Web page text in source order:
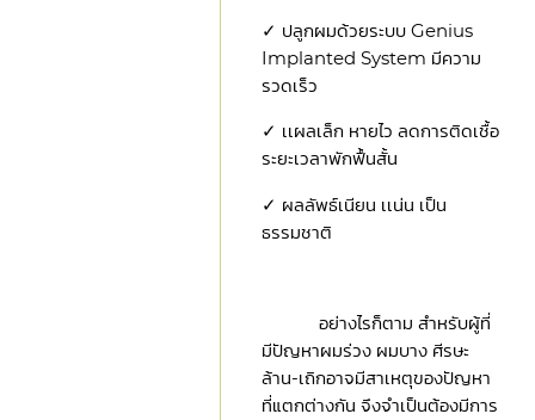
✓ ปลูกผมด้วยระบบ Genius
Implanted System มีความ
รวดเร็ว
✓ เเผลเล็ก หายไว ลดการติดเชื้อ
ระยะเวลาพักฟื้นสั้น
✓ ผลลัพธ์เนียน เเน่น เป็น
ธรรมชาติ
อย่างไรก็ตาม สำหรับผู้ที่
มีปัญหาผมร่วง ผมบาง ศีรษะ
ล้าน-เถิกอาจมีสาเหตุของปัญหา
ที่แตกต่างกัน จึงจำเป็นต้องมีการ